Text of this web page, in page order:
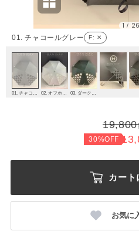
01. チャコールグレー F: ✕
1 / 26
19,800
30%OFF
カート
お気に